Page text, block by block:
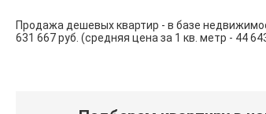
Продажа дешевых квартир - в базе
631 667 руб. (средняя цена за 1 кв. метр - 44